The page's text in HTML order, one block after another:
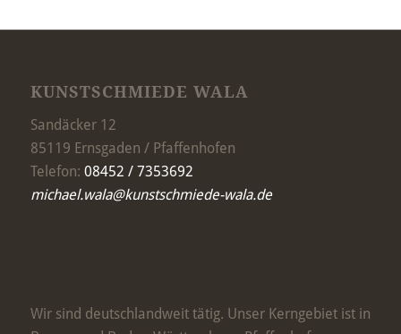
KUNSTSCHMIEDE WALA
Sandäcker 12
85119 Ernsgaden / Pfaffenhofen
Telefon: 08452 / 7353692
michael.wala@kunstschmiede-wala.de
Wir sind deutschlandweit tätig. Unser Kerngebiet ist in